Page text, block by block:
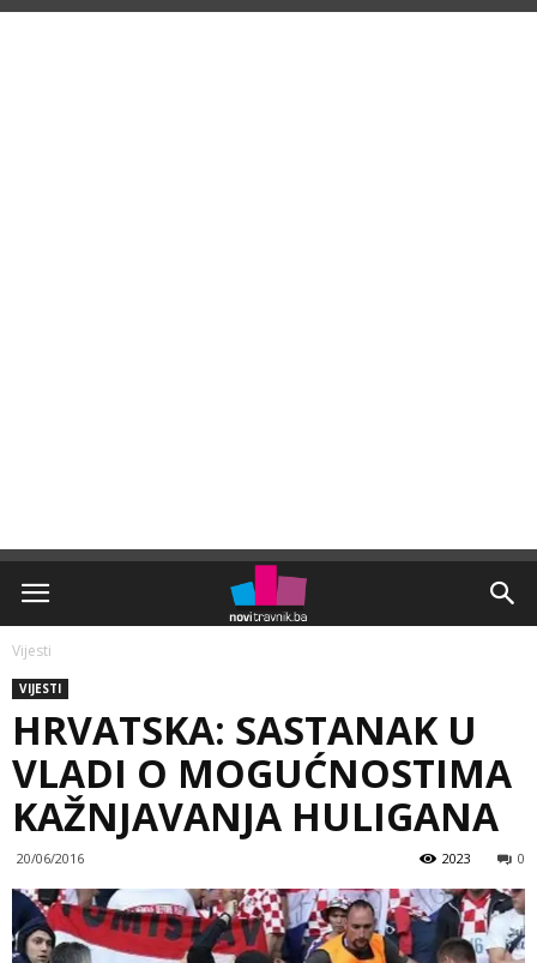
Vijesti
VIJESTI
HRVATSKA: SASTANAK U
VLADI O MOGUĆNOSTIMA
KAŽNJAVANJA HULIGANA
20/06/2016 0
2023